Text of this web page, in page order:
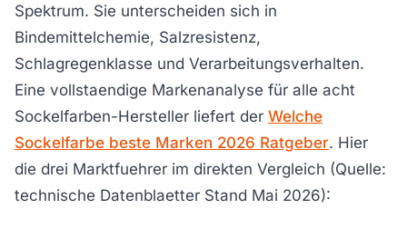
Spektrum. Sie unterscheiden sich in
Bindemittelchemie, Salzresistenz,
Schlagregenklasse und Verarbeitungsverhalten.
Eine vollstaendige Markenanalyse für alle acht
Sockelfarben-Hersteller liefert der Welche
Sockelfarbe beste Marken 2026 Ratgeber. Hier
die drei Marktfuehrer im direkten Vergleich (Quelle:
technische Datenblaetter Stand Mai 2026):